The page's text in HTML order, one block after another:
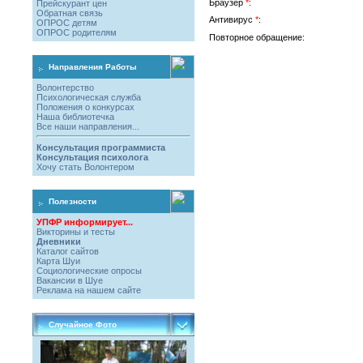
Прейскурант цен
Обратная связь
ОПРОС детям
ОПРОС родителям
Направления Работы
Волонтерство
Психологическая служба
Положения о конкурсах
Наша библиотечка
Все наши направления...
Консультация программиста
Консультация психолога
Хочу стать Волонтером
Полезности
УПФР информирует...
Викторины и тесты
Дневники
Каталог сайтов
Карта Шуи
Социологические опросы
Вакансии в Шуе
Реклама на нашем сайте
Случайное Фото
Браузер *:
Антивирус *:
Повторное обращение: